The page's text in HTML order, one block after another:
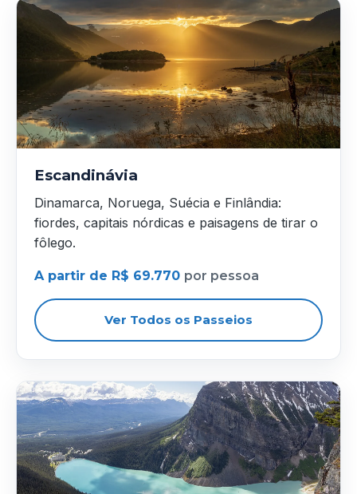
Escandinávia
Dinamarca, Noruega, Suécia e Finlândia:
fiordes, capitais nórdicas e paisagens de tirar o
fôlego.
A partir de R$ 69.770 por pessoa
Ver Todos os Passeios